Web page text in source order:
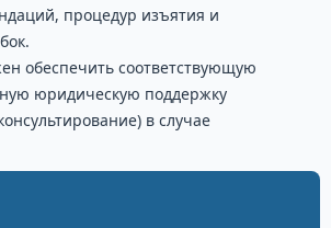
процедур изъятия и
обеспечить соответствующую
юридическую поддержку
в случае